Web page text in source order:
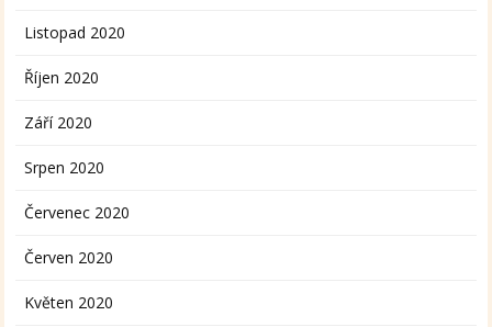
Listopad 2020
Říjen 2020
Září 2020
Srpen 2020
Červenec 2020
Červen 2020
Květen 2020